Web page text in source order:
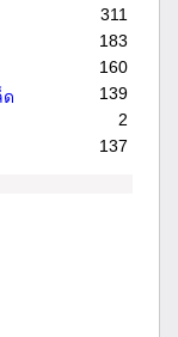
311
183
160
ด
139
2
137